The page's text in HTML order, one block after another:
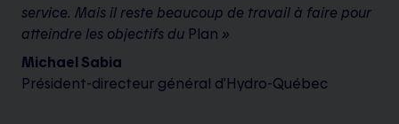
service. Mais il reste beaucoup de travail à faire pour
atteindre les objectifs du Plan »
Michael Sabia
Président-directeur général d’Hydro-Québec